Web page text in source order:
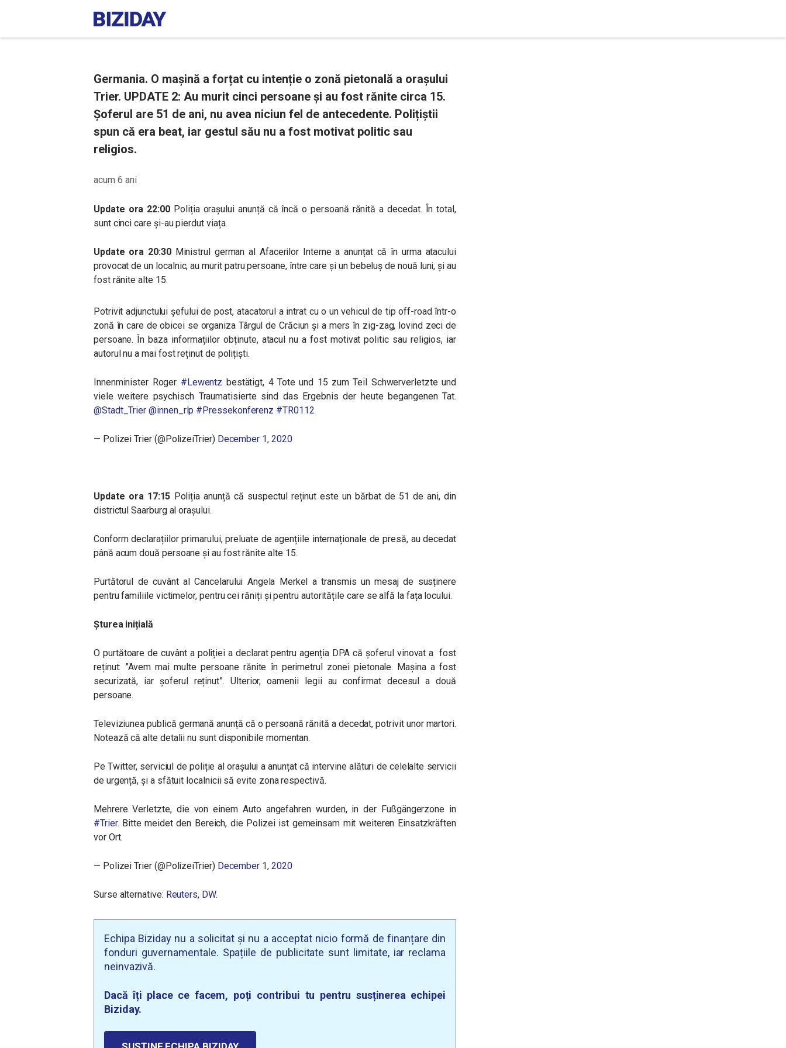
Germania. O mașină a forțat cu intenție o zonă pietonală a orașului
Trier. UPDATE 2: Au murit cinci persoane și au fost rănite circa 15.
Șoferul are 51 de ani, nu avea niciun fel de antecedente. Polițiștii
spun că era beat, iar gestul său nu a fost motivat politic sau
religios.
acum 6 ani
Update ora 22:00 Poliția orașului anunță că încă o persoană rănită a decedat. În total,
sunt cinci care și-au pierdut viața.
Update ora 20:30Ministrul german al Afacerilor Interne a anunțat că în urma atacului
provocat de un localnic, au murit patru persoane, între care și un bebeluș de nouă luni, și au
fost rănite alte 15.
Potrivit adjunctului șefului de post, atacatorul a intrat cu o un vehicul de tip off-road într-o
zonă în care de obicei se organiza Târgul de Crăciun și a mers în zig-zag, lovind zeci de
persoane. În baza informațiilor obținute, atacul nu a fost motivat politic sau religios, iar
autorul nu a mai fost reținut de polițiști.
Innenminister Roger #Lewentz bestätigt, 4 Tote und 15 zum Teil Schwerverletzte und
viele weitere psychisch Traumatisierte sind das Ergebnis der heute begangenen Tat.
@Stadt_Trier @innen_rlp #Pressekonferenz #TR0112
— Polizei Trier (@PolizeiTrier) December 1, 2020
Update ora 17:15 Poliția anunță că suspectul reținut este un bărbat de 51 de ani, din
districtul Saarburg al orașului.
Conform declarațiilor primarului, preluate de agențiile internaționale de presă, au decedat
până acum două persoane și au fost rănite alte 15.
Purtătorul de cuvânt al Cancelarului Angela Merkel a transmis un mesaj de susținere
pentru familiile victimelor, pentru cei răniți și pentru autoritățile care se alfă la fața locului.
Șturea inițială
O purtătoare de cuvânt a poliției a declarat pentru agenția DPA că șoferul vinovat a fost
reținut: ”Avem mai multe persoane rănite în perimetrul zonei pietonale. Mașina a fost
securizată, iar șoferul reținut”. Ulterior, oamenii legii au confirmat decesul a două
persoane.
Televiziunea publică germană anunță că o persoană rănită a decedat, potrivit unor martori.
Notează că alte detalii nu sunt disponibile momentan.
Pe Twitter, serviciul de poliție al orașului a anunțat că intervine alături de celelalte servicii
de urgență, și a sfătuit localnicii să evite zona respectivă.
Mehrere Verletzte, die von einem Auto angefahren wurden, in der Fußgängerzone in
#Trier. Bitte meidet den Bereich, die Polizei ist gemeinsam mit weiteren Einsatzkräften
vor Ort.
— Polizei Trier (@PolizeiTrier) December 1, 2020
Surse alternative: Reuters, DW.
Echipa Biziday nu a solicitat și nu a acceptat nicio formă de finanțare din
fonduri guvernamentale. Spațiile de publicitate sunt limitate, iar reclama
neinvazivă.
Dacă îți place ce facem, poți contribui tu pentru susținerea echipei
Biziday.